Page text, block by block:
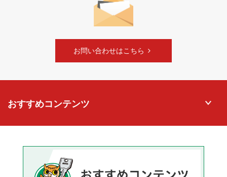
お問い合わせはこちら
おすすめコンテンツ